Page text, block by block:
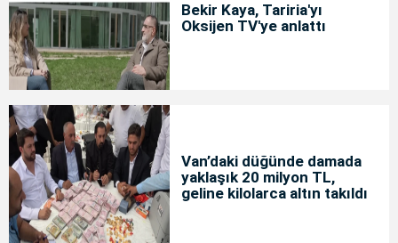
Bekir Kaya, Tariria'yı
Oksijen TV'ye anlattı
Van’daki düğünde damada
yaklaşık 20 milyon TL,
geline kilolarca altın takıldı